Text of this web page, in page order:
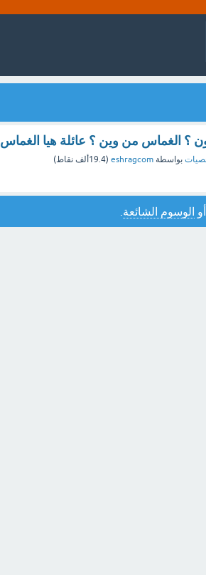
؟ الغماس من وين ؟ عائلة هيا الغماس
بواسطة eshragcom
(19.4ألف نقاط)
أو الوسوم الشائعة